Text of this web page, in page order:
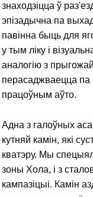
знаходзіцца ў
эпізадычна па
павінна быць для
у тым ліку і
аналогію з
перасаджваецца
працоўным аўто.
Адна з галоўных
кутняй камін, які
кватэру. Мы
зоны Хола, і з
кампазіцыі. Камін